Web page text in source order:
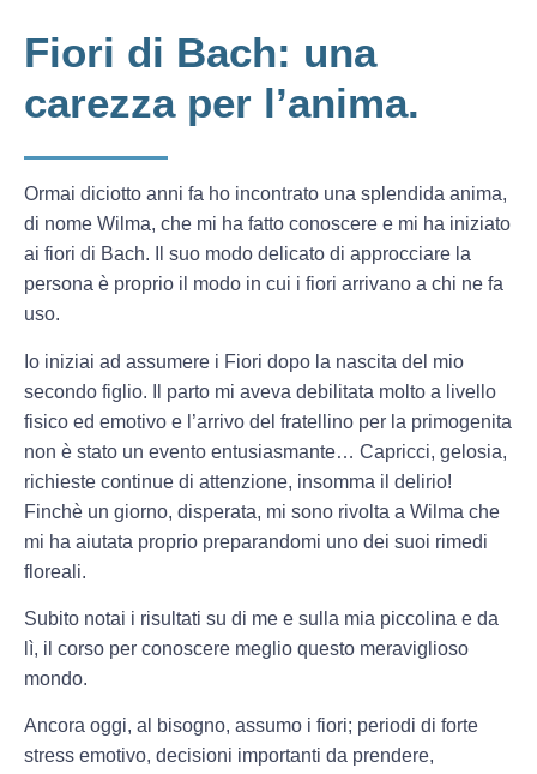
Fiori di Bach: una
carezza per l’anima.
Ormai diciotto anni fa ho incontrato una splendida anima,
di nome Wilma, che mi ha fatto conoscere e mi ha iniziato
ai fiori di Bach. Il suo modo delicato di approcciare la
persona è proprio il modo in cui i fiori arrivano a chi ne fa
uso.
Io iniziai ad assumere i Fiori dopo la nascita del mio
secondo figlio. Il parto mi aveva debilitata molto a livello
fisico ed emotivo e l’arrivo del fratellino per la primogenita
non è stato un evento entusiasmante… Capricci, gelosia,
richieste continue di attenzione, insomma il delirio!
Finchè un giorno, disperata, mi sono rivolta a Wilma che
mi ha aiutata proprio preparandomi uno dei suoi rimedi
floreali.
Subito notai i risultati su di me e sulla mia piccolina e da
lì, il corso per conoscere meglio questo meraviglioso
mondo.
Ancora oggi, al bisogno, assumo i fiori; periodi di forte
stress emotivo, decisioni importanti da prendere,